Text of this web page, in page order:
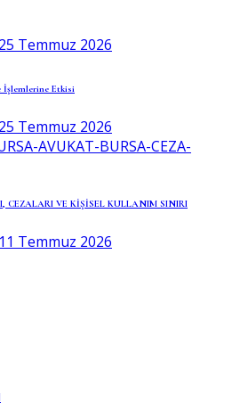
25 Temmuz 2026
İşlemlerine Etkisi
25 Temmuz 2026
CEZALARI VE KİŞİSEL KULLANIM SINIRI
11 Temmuz 2026